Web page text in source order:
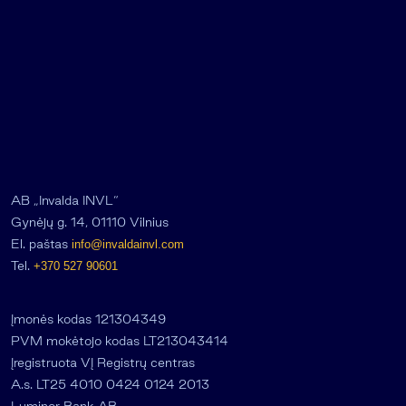
AB „Invalda INVL“
Gynėjų g. 14, 01110 Vilnius
El. paštas info@invaldainvl.com
Tel. +370 527 90601
Įmonės kodas 121304349
PVM mokėtojo kodas LT213043414
Įregistruota VĮ Registrų centras
A.s. LT25 4010 0424 0124 2013